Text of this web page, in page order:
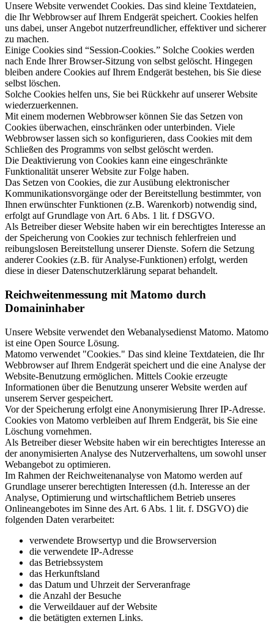
Unsere Website verwendet Cookies. Das sind kleine Textdateien,
die Ihr Webbrowser auf Ihrem Endgerät speichert. Cookies helfen
uns dabei, unser Angebot nutzerfreundlicher, effektiver und sicherer
zu machen.
Einige Cookies sind “Session-Cookies.” Solche Cookies werden
nach Ende Ihrer Browser-Sitzung von selbst gelöscht. Hingegen
bleiben andere Cookies auf Ihrem Endgerät bestehen, bis Sie diese
selbst löschen.
Solche Cookies helfen uns, Sie bei Rückkehr auf unserer Website
wiederzuerkennen.
Mit einem modernen Webbrowser können Sie das Setzen von
Cookies überwachen, einschränken oder unterbinden. Viele
Webbrowser lassen sich so konfigurieren, dass Cookies mit dem
Schließen des Programms von selbst gelöscht werden.
Die Deaktivierung von Cookies kann eine eingeschränkte
Funktionalität unserer Website zur Folge haben.
Das Setzen von Cookies, die zur Ausübung elektronischer
Kommunikationsvorgänge oder der Bereitstellung bestimmter, von
Ihnen erwünschter Funktionen (z.B. Warenkorb) notwendig sind,
erfolgt auf Grundlage von Art. 6 Abs. 1 lit. f DSGVO.
Als Betreiber dieser Website haben wir ein berechtigtes Interesse an
der Speicherung von Cookies zur technisch fehlerfreien und
reibungslosen Bereitstellung unserer Dienste. Sofern die Setzung
anderer Cookies (z.B. für Analyse-Funktionen) erfolgt, werden
diese in dieser Datenschutzerklärung separat behandelt.
Reichweitenmessung mit Matomo durch
Domaininhaber
Unsere Website verwendet den Webanalysedienst Matomo. Matomo
ist eine Open Source Lösung.
Matomo verwendet "Cookies." Das sind kleine Textdateien, die Ihr
Webbrowser auf Ihrem Endgerät speichert und die eine Analyse der
Website-Benutzung ermöglichen. Mittels Cookie erzeugte
Informationen über die Benutzung unserer Website werden auf
unserem Server gespeichert.
Vor der Speicherung erfolgt eine Anonymisierung Ihrer IP-Adresse.
Cookies von Matomo verbleiben auf Ihrem Endgerät, bis Sie eine
Löschung vornehmen.
Als Betreiber dieser Website haben wir ein berechtigtes Interesse an
der anonymisierten Analyse des Nutzerverhaltens, um sowohl unser
Webangebot zu optimieren.
Im Rahmen der Reichweitenanalyse von Matomo werden auf
Grundlage unserer berechtigten Interessen (d.h. Interesse an der
Analyse, Optimierung und wirtschaftlichem Betrieb unseres
Onlineangebotes im Sinne des Art. 6 Abs. 1 lit. f. DSGVO) die
folgenden Daten verarbeitet:
verwendete Browsertyp und die Browserversion
die verwendete IP-Adresse
das Betriebssystem
das Herkunftsland
das Datum und Uhrzeit der Serveranfrage
die Anzahl der Besuche
die Verweildauer auf der Website
die betätigten externen Links.